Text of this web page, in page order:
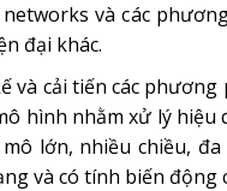
và các
đại khác.
và cải tiến các phương
hình nhằm xử lý hiệu
lớn, nhiều chiều,
và có tính biến động